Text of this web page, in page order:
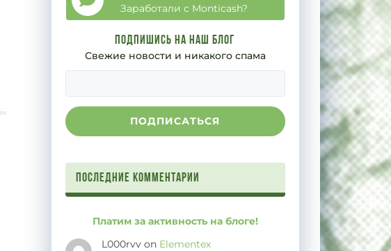
Заработали с Monticash?
Подпишись на наш блог
Свежие новости и никакого спама
Последние комментарии
Платим за активность на блоге!
L000rvv on Elementex